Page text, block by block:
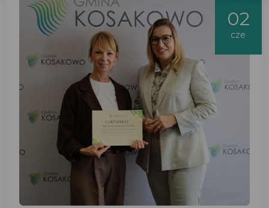
02
cze